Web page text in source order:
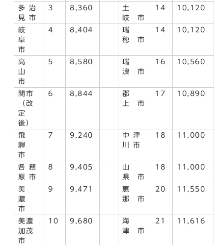
多 治
見 市
3 8,360
土
岐 市
14 10,120
岐
阜
市
4 8,404
瑞
穂 市
14 10,120
高
山
市
5 8,580
瑞
浪 市
16 10,560
関市
（改
定
後）
6 8,844
郡
上 市
17 10,890
飛
騨
市
7 9,240
中 津
川 市
18 11,000
各 務
原 市
8 9,405
山
県 市
18 11,000
美
濃
市
9 9,471
恵
那 市
20 11,550
美濃
加茂
市
10 9,680
海
津 市
21 11,616